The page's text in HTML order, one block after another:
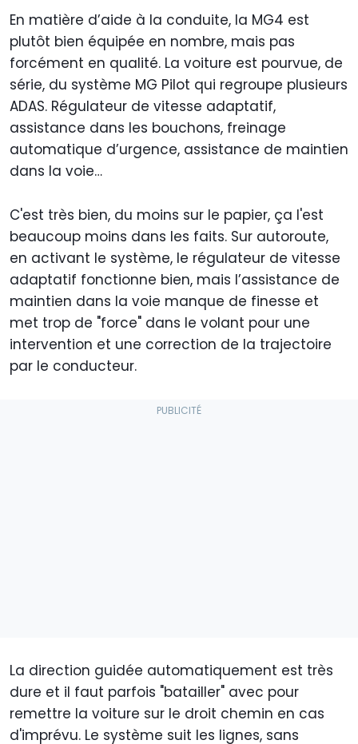
En matière d’aide à la conduite, la MG4 est
plutôt bien équipée en nombre, mais pas
forcément en qualité. La voiture est pourvue, de
série, du système MG Pilot qui regroupe plusieurs
ADAS. Régulateur de vitesse adaptatif,
assistance dans les bouchons, freinage
automatique d’urgence, assistance de maintien
dans la voie…
C'est très bien, du moins sur le papier, ça l'est
beaucoup moins dans les faits. Sur autoroute,
en activant le système, le régulateur de vitesse
adaptatif fonctionne bien, mais l’assistance de
maintien dans la voie manque de finesse et
met trop de "force" dans le volant pour une
intervention et une correction de la trajectoire
par le conducteur.
La direction guidée automatiquement est très
dure et il faut parfois "batailler" avec pour
remettre la voiture sur le droit chemin en cas
d'imprévu. Le système suit les lignes, sans